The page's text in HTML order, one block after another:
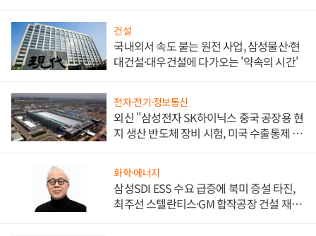
건설
국내외서 속도 붙는 원전 사업, 삼성물산·현
대건설·대우건설에 다가오는 '약속의 시간'
전자·전기·정보통신
외신 "삼성전자 SK하이닉스 중국 공장용 현
지 생산 반도체 장비 시험, 미국 수출통제 대
화학·에너지
삼성SDI ESS 수요 급증에 북미 증설 타진,
최주선 스텔란티스·GM 합작공장 건설 재추